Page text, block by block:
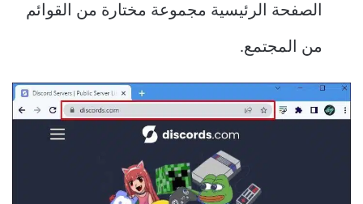
الصفحة الرئيسية مجموعة مختارة من القوائم
من المجتمع.